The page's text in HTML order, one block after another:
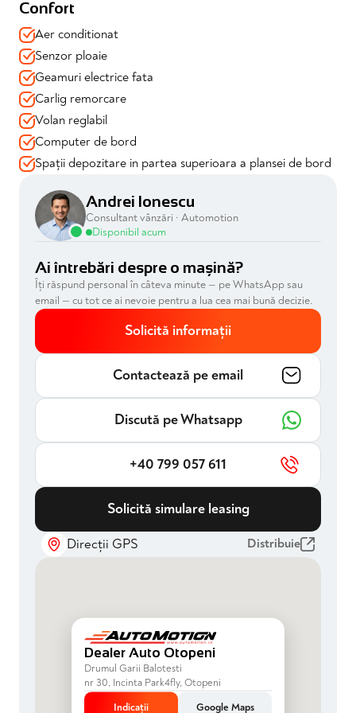
✔️Inchidere centralizata
✔️Carlig de remorcare
Design & Tehnologie:
✔️Lumini de zi LED
✔️Media Display cu ecran 8"
✔️Start/Stop ( cu posibilitate dezactivare din buton )
✔️Priza USB & o priză brichetă
📍 Mașina se vinde cu garanție direct de la producator
valabilă și cu toate verificările efectuate
📍 Disponibilă imediat prin Automotion – achiziție în
adaptate
Confort
Aer conditionat
Senzor ploaie
Geamuri electrice fata
Carlig remorcare
Volan reglabil
Computer de bord
Spații depozitare in partea superioara a plansei de bord
Andrei Ionescu
Consultant vânzări · Automotion
Disponibil acum
Ai întrebări despre o mașină?
Îți răspund personal în câteva minute — pe WhatsApp sau
email — cu tot ce ai nevoie pentru a lua cea mai bună decizie.
Solicită informații
Contactează pe email
Discută pe Whatsapp
+40 799 057 611
Solicită simulare leasing
Direcții GPS Distribuie
Dealer Auto Otopeni
Drumul Garii Balotesti
nr 30, Incinta Park4fly, Otopeni
Indicații
Google Maps